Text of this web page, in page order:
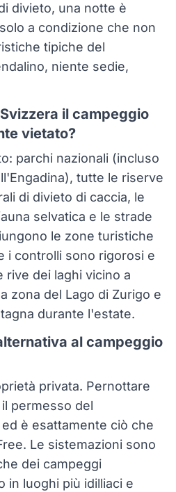
divieto, una notte è
a condizione che non
tipiche del
niente sedie,
il campeggio
vietato?
parchi nazionali (incluso
tutte le riserve
di divieto di caccia, le
selvatica e le strade
le zone turistiche
i controlli sono rigorosi e
rive dei laghi vicino a
zona del Lago di Zurigo e
durante l'estate.
al campeggio
privata. Pernottare
permesso del
è esattamente ciò che
Le sistemazioni sono
dei campeggi
in luoghi più idilliaci e